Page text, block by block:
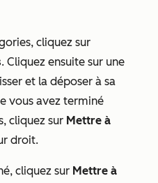
cliquez sur
. Cliquez ensuite sur une
et la déposer à sa
vous avez terminé
cliquez sur Mettre à
droit.
cliquez sur Mettre à